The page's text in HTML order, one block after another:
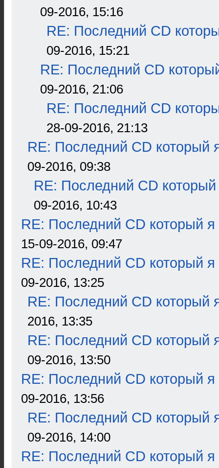
09-2016, 15:16
RE: Последний CD
09-2016, 15:21
RE: Последний CD
09-2016, 21:06
RE: Последний CD
28-09-2016, 21:13
RE: Последний CD который
09-2016, 09:38
RE: Последний CD который
09-2016, 10:43
RE: Последний CD который я
15-09-2016, 09:47
RE: Последний CD который я
09-2016, 13:25
RE: Последний CD который
2016, 13:35
RE: Последний CD который
09-2016, 13:50
RE: Последний CD который я
09-2016, 13:56
RE: Последний CD который
09-2016, 14:00
RE: Последний CD который я